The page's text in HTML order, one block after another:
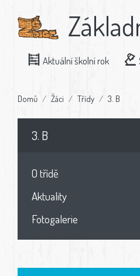
Aktuální školní rok
Domů Žáci Třídy 3. B
3. B
O třídě
Aktuality
Fotogalerie